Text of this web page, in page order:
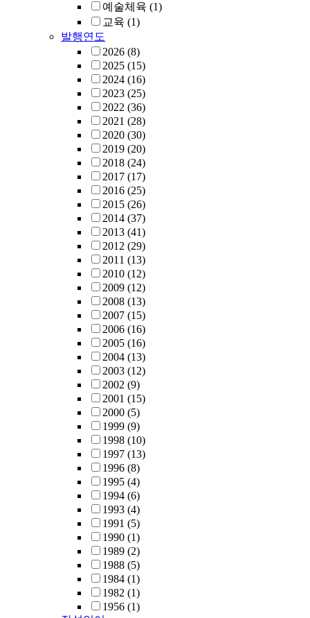
예술체육 (1)
교육 (1)
발행연도
2026 (8)
2025 (15)
2024 (16)
2023 (25)
2022 (36)
2021 (28)
2020 (30)
2019 (20)
2018 (24)
2017 (17)
2016 (25)
2015 (26)
2014 (37)
2013 (41)
2012 (29)
2011 (13)
2010 (12)
2009 (12)
2008 (13)
2007 (15)
2006 (16)
2005 (16)
2004 (13)
2003 (12)
2002 (9)
2001 (15)
2000 (5)
1999 (9)
1998 (10)
1997 (13)
1996 (8)
1995 (4)
1994 (6)
1993 (4)
1991 (5)
1990 (1)
1989 (2)
1988 (5)
1984 (1)
1982 (1)
1956 (1)